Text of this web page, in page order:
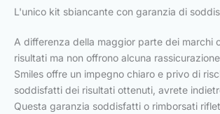
L'unico kit sbiancante con garanzia di
A differenza della maggior parte dei marchi
risultati ma non offrono alcuna
Smiles offre un impegno chiaro e privo di
soddisfatti dei risultati ottenuti, avrete
Questa garanzia soddisfatti o rimborsati